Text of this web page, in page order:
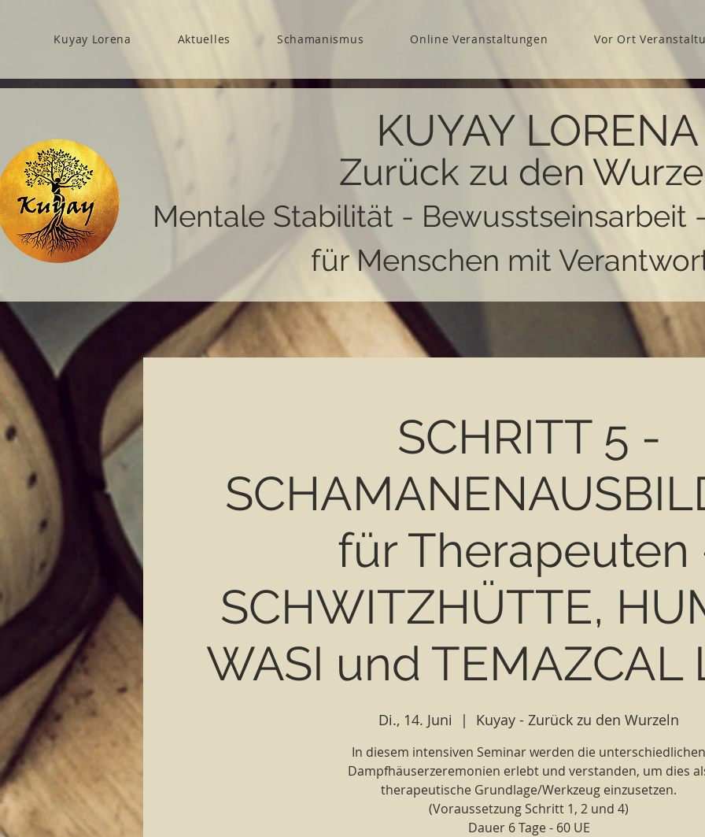
Kuyay Lorena Aktuelles Schamanismus Online Veranstaltungen Vor Ort
KUYAY LORENA
Zurück zu den
Mentale Stabilität - Bewusstseinsarbeit
für Menschen mit
SCHRITT 5 -
für Therapeuten
SCHWITZHÜTTE,
WASI und TEMAZCAL
Di., 14. Juni
  |
Kuyay - Zurück zu den Wurzeln
In diesem intensiven Seminar werden die unterschiedlichen
Dampfhäuserzeremonien erlebt und verstanden, um dies
therapeutische Grundlage/Werkzeug einzusetzen.
(Voraussetzung Schritt 1, 2 und 4)
Dauer 6 Tage - 60 UE